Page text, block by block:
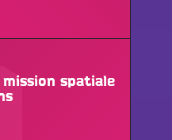
spatiale